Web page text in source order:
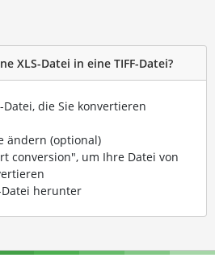
XLS-Datei in eine TIFF-Datei?
-Datei, die Sie konvertieren
ändern (optional)
conversion", um Ihre Datei von
herunter